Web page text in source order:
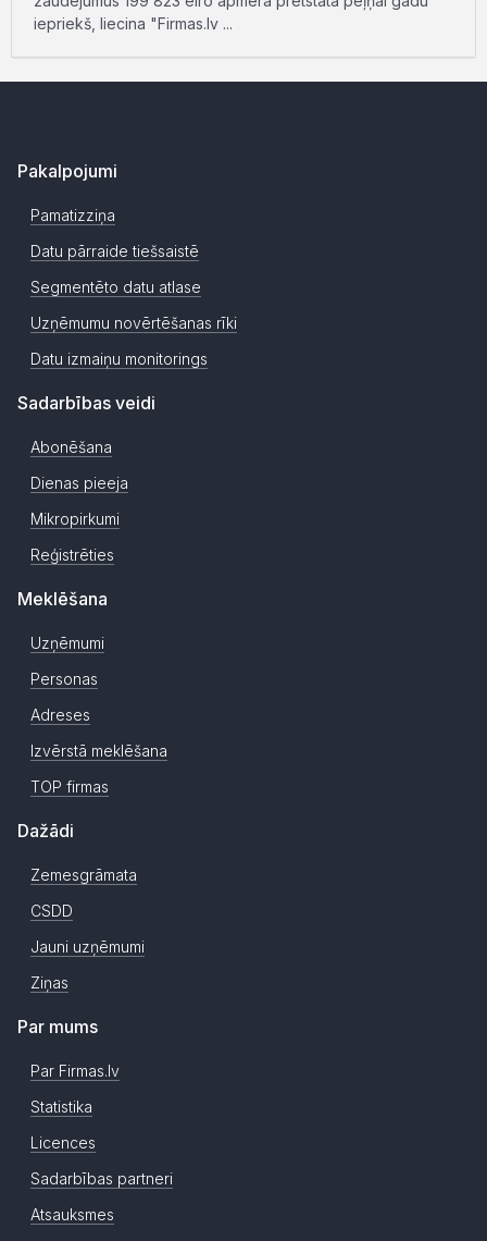
iepriekš, liecina "Firmas.lv ...
Pakalpojumi
Pamatizziņa
Datu pārraide tiešsaistē
Segmentēto datu atlase
Uzņēmumu novērtēšanas rīki
Datu izmaiņu monitorings
Sadarbības veidi
Abonēšana
Dienas pieeja
Mikropirkumi
Reģistrēties
Meklēšana
Uzņēmumi
Personas
Adreses
Izvērstā meklēšana
TOP firmas
Dažādi
Zemesgrāmata
CSDD
Jauni uzņēmumi
Ziņas
Par mums
Par Firmas.lv
Statistika
Licences
Sadarbības partneri
Atsauksmes